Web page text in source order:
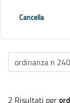
Cancella
2 Risultati per